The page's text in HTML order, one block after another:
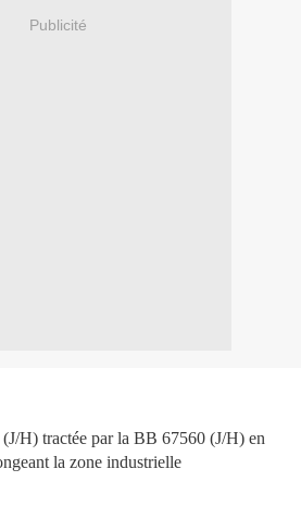
Publicité
H) tractée par la BB 67560 (J/H) en
la zone industrielle